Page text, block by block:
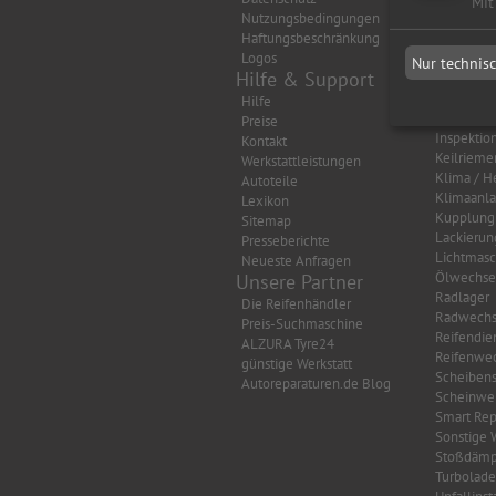
Nutzungsbedingungen
Haftungsbeschränkung
Logos
Hilfe & Support
Hilfe
Preise
Kontakt
Werkstattleistungen
Autoteile
Lexikon
Sitemap
Presseberichte
Neueste Anfragen
Unsere Partner
Die Reifenhändler
Preis-Suchmaschine
ALZURA Tyre24
günstige Werkstatt
Autoreparaturen.de Blog
Bremsen
Getriebe
Inspektion
Klima /
Kupplung
Radlager
Smart
Sonstige
Nur